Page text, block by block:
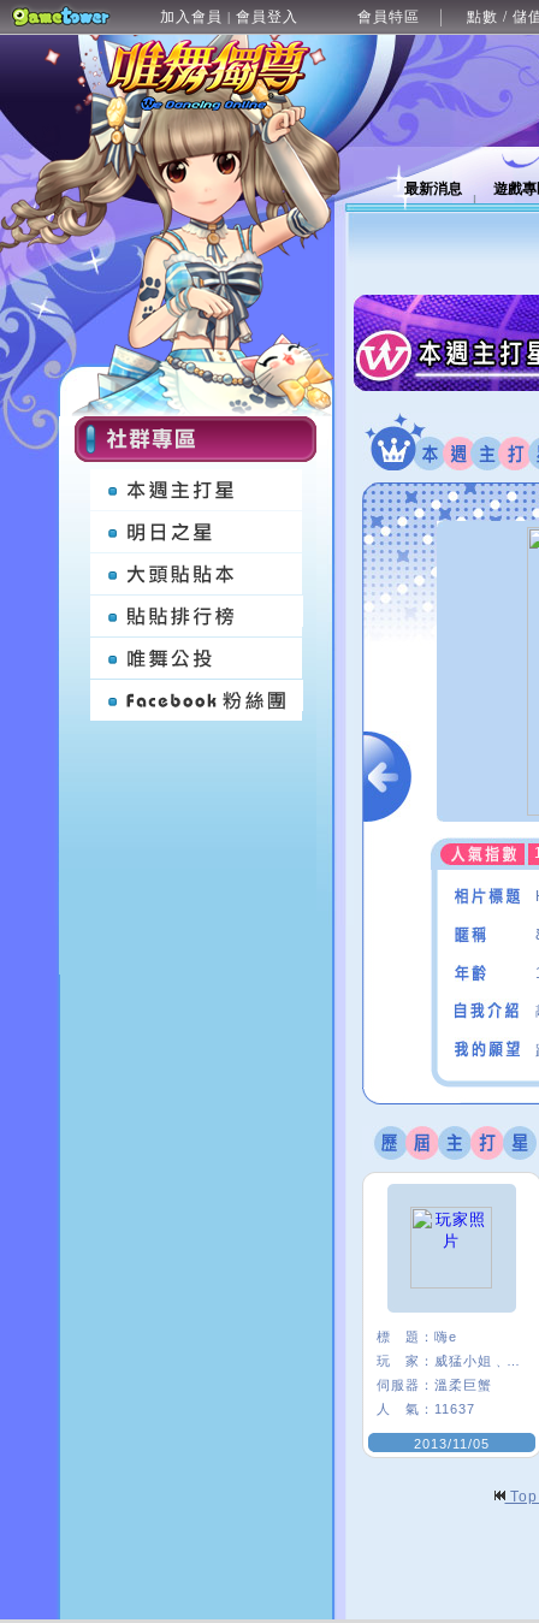
加入會員 | 會員登入 會員特區 點數 / 儲
最新消息 遊戲
標 題： 嗨e
玩 家：
伺服器： 溫柔巨蟹
人 氣： 11637
2013/11/05